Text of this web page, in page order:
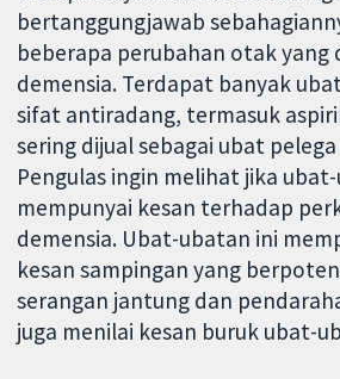
bertanggungjawab
beberapa perubahan otak yang
demensia. Terdapat banyak
sifat antiradang, termasuk
sering dijual sebagai ubat
Pengulas ingin melihat jika
mempunyai kesan terhadap
demensia. Ubat-ubatan ini
kesan sampingan yang
serangan jantung dan
juga menilai kesan buruk ubat-